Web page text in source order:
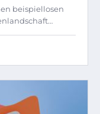
beispiellosen